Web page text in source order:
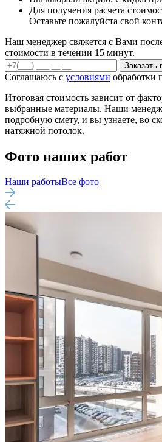
Для получения расчета
Оставьте пожалуйста свой
Наш менеджер свяжется с Вами
стоимости в течении 15 минут.
Заказать
Соглашаюсь с условиями обработки
Итоговая стоимость зависит от
выбранные материалы. Наши
подробную смету, и вы узнаете, во
натяжной потолок.
Фото наших работ
Наши работыВсе фото